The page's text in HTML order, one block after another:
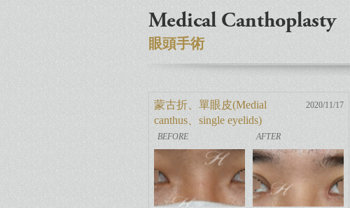
Medical Canthoplasty
眼頭手術
蒙古折、單眼皮(Medial
canthus、single eyelids)
2020/11/17